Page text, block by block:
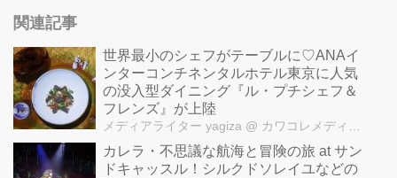
関連記事
世界最小のシェフがテーブルに♡ANAイ
ンターコンチネンタルホテル東京に人気
の没入型ダイニング『ル・プチシェフ＆
フレンズ』が上陸
メディアライター yagiza @ カワコレメディア編集部
カレラ・不思議な航海と冒険の旅 at サン
ドキャッスル！シルクドソレイユなどの